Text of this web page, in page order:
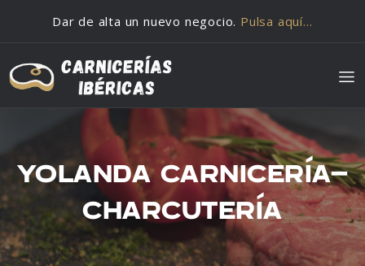
Dar de alta un nuevo negocio. Pulsa aquí…
YOLANDA CARNICERÍA-
CHARCUTERÍA